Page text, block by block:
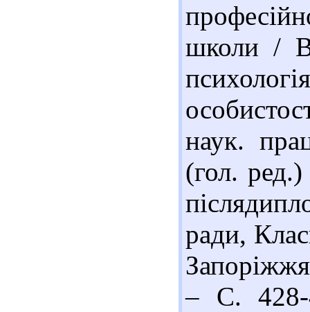
школи /
наук.
(гол.
ради,
– С. 428-